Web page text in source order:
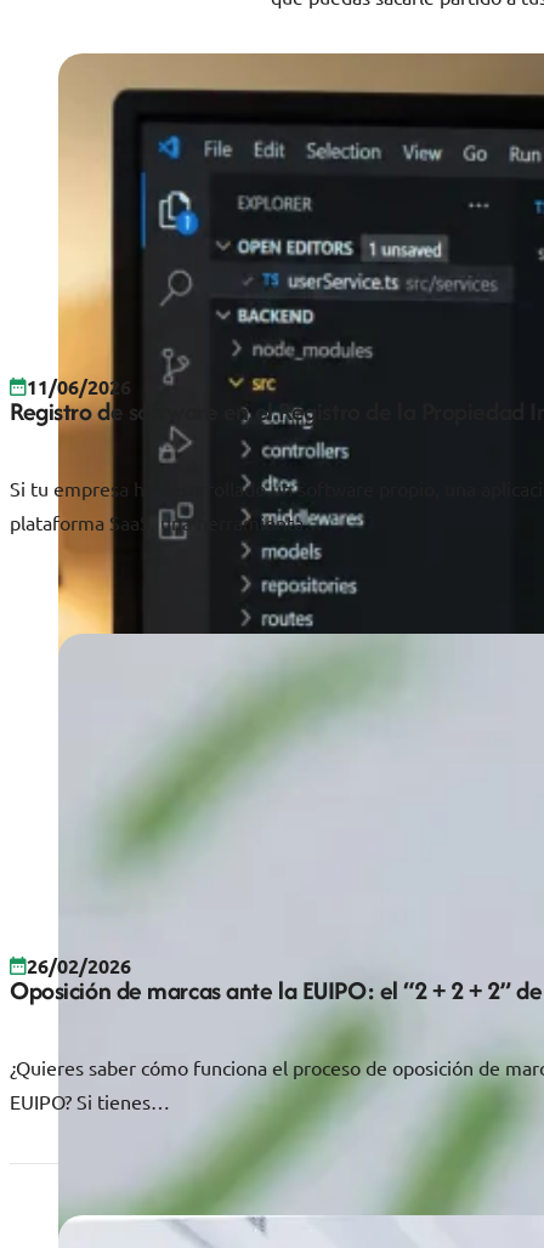
11/06/2026
Registro de software en el Registro de la
Si tu empresa ha desarrollado un software propio, una
plataforma SaaS, una herramienta…
26/02/2026
Oposición de marcas ante la EUIPO: el “2 + 2 + 2”
¿Quieres saber cómo funciona el proceso de oposición de
EUIPO? Si tienes…